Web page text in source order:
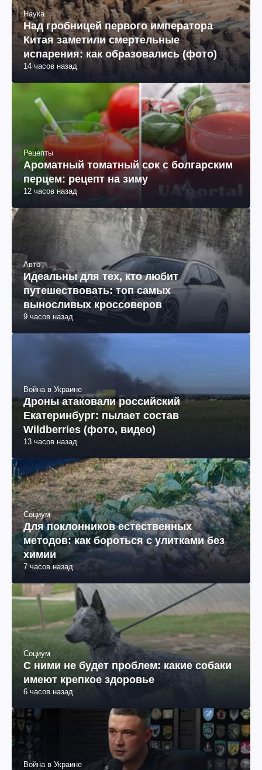
Наука
Над гробницей первого императора
Китая заметили смертельные
испарения: как образовались (фото)
14 часов назад
Рецепты
Ароматный томатный сок с болгарским
перцем: рецепт на зиму
12 часов назад
Авто
Идеальны для тех, кто любит
путешествовать: топ самых
выносливых кроссоверов
9 часов назад
Война в Украине
Дроны атаковали российский
Екатеринбург: пылает состав
Wildberries (фото, видео)
13 часов назад
Социум
Для поклонников естественных
методов: как бороться с улитками без
химии
7 часов назад
Социум
С ними не будет проблем: какие собаки
имеют крепкое здоровье
6 часов назад
Война в Украине